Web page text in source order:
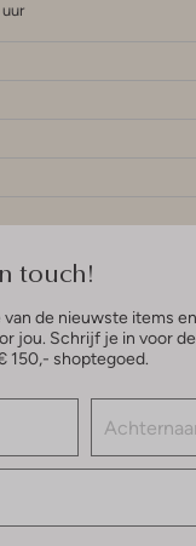
touch!
de nieuwste items
jou. Schrijf je in voor
150,- shoptegoed.